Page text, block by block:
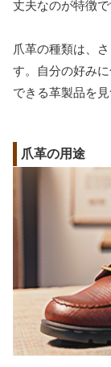
丈夫なのが特徴で
爪革の種類は、
す。自分の好み
できる革製品を
爪革の用途